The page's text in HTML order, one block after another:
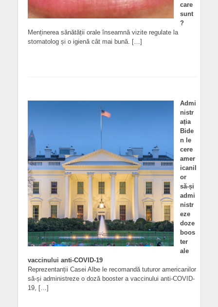
care
sunt
?
Menținerea sănătății orale înseamnă vizite regulate la
stomatolog și o igienă cât mai bună. […]
Admi
nistr
ația
Bide
n le
cere
amer
icanil
or
să-și
admi
nistr
eze
doze
boos
ter
ale
vaccinului anti-COVID-19
Reprezentanții Casei Albe le recomandă tuturor americanilor
să-și administreze o doză booster a vaccinului anti-COVID-
19, […]